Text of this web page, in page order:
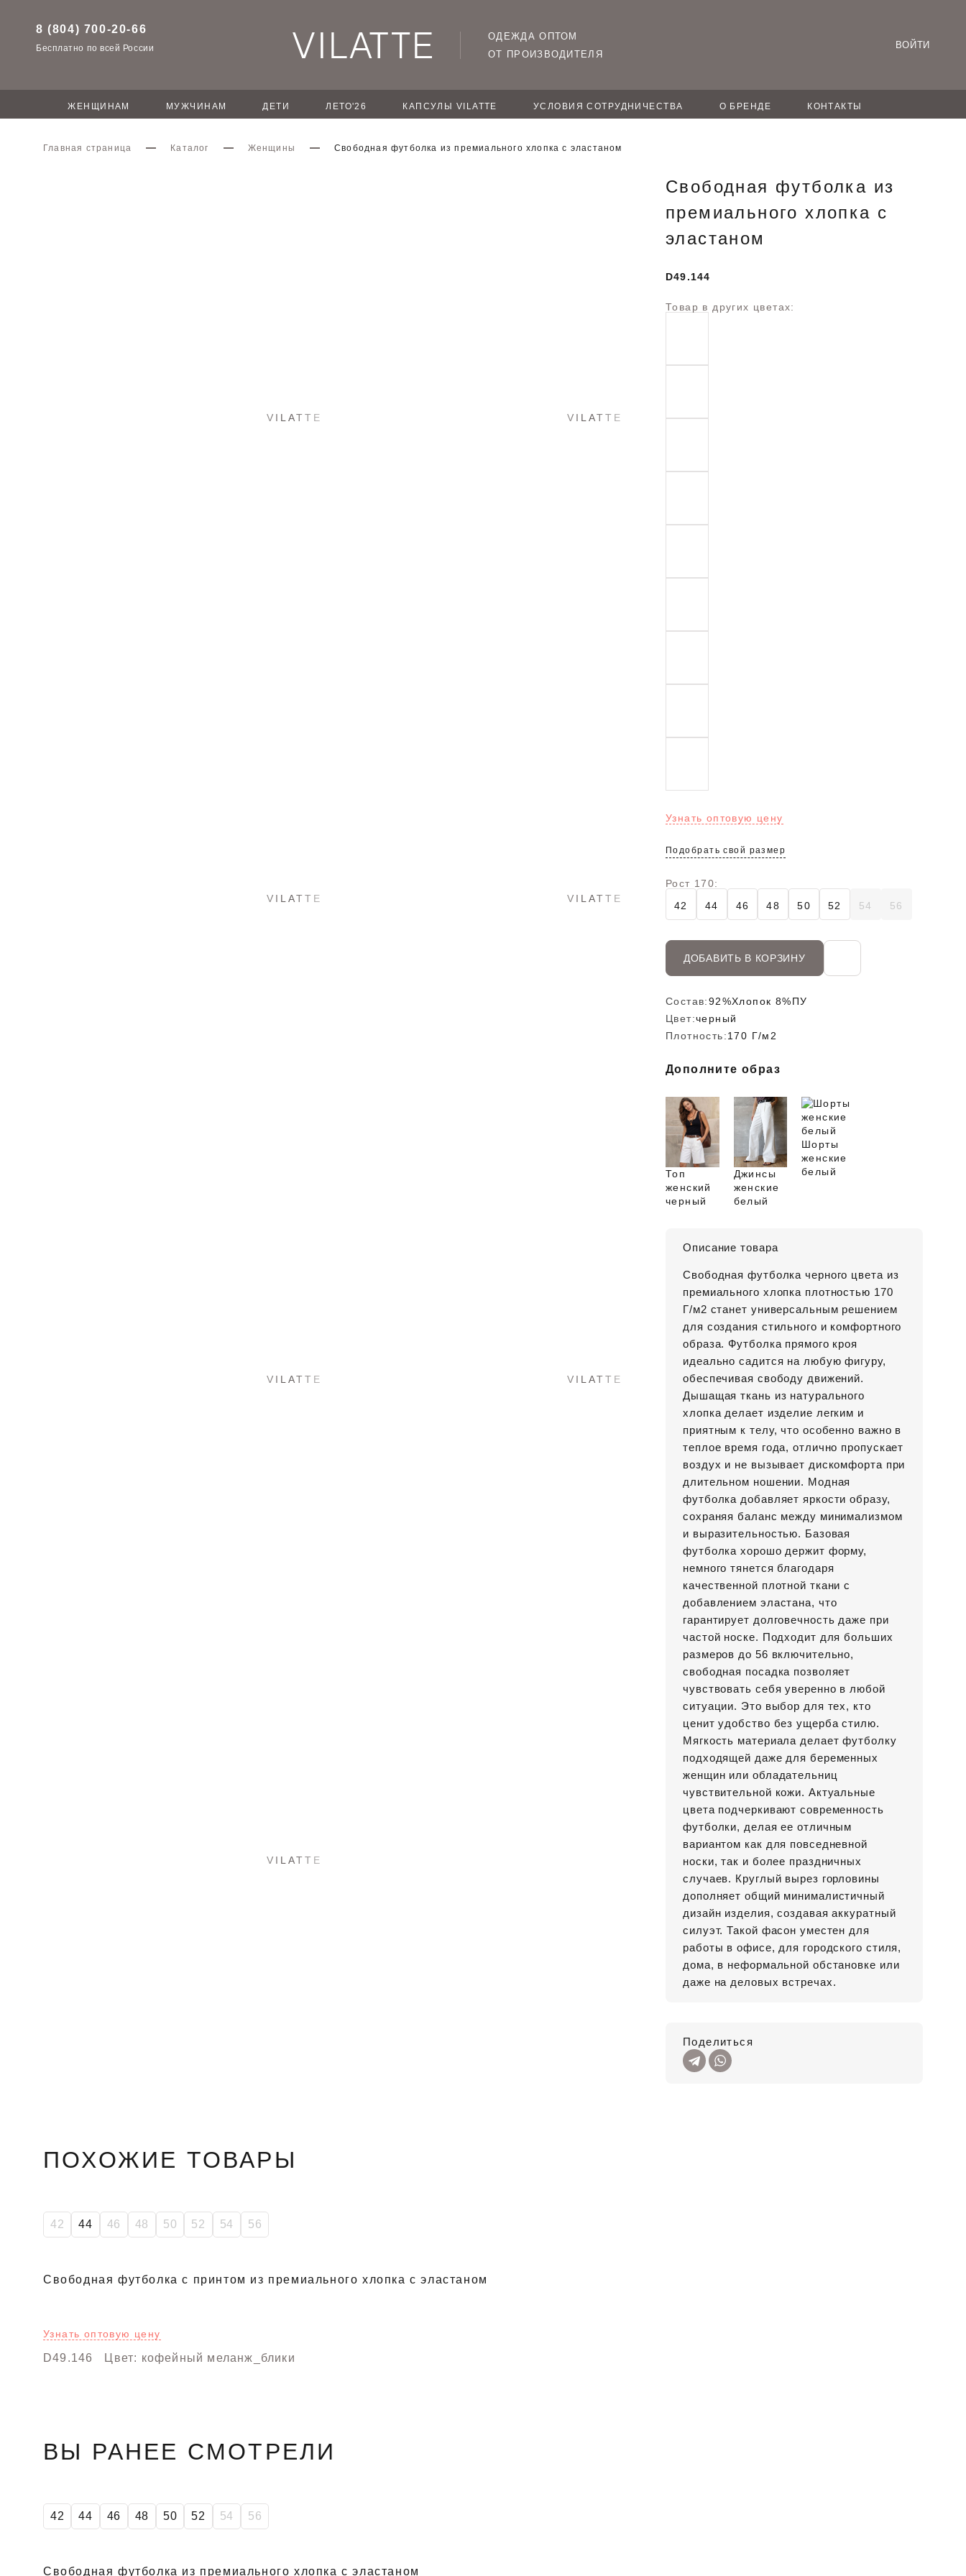
8 (804) 700-20-66
Бесплатно по всей России
ОДЕЖДА ОПТОМ
ОТ ПРОИЗВОДИТЕЛЯ
ВОЙТИ
ЖЕНЩИНАМ МУЖЧИНАМ ДЕТИ ЛЕТО'26 КАПСУЛЫ VILATTE УСЛОВИЯ СОТРУДНИЧЕСТВА О БРЕНДЕ КОНТАКТЫ
Главная страница Каталог Женщины Свободная футболка из премиального хлопка с эластаном
Свободная футболка из
премиального хлопка с
эластаном
D49.144
Товар в других цветах:
Узнать оптовую цену
Подобрать свой размер
Рост 170:
42
44 46 48 50 52 54 56
ДОБАВИТЬ В КОРЗИНУ
Состав:92%Хлопок 8%ПУ
Цвет:черный
Плотность:170 Г/м2
Дополните образ
Топ
женский
черный
Джинсы
женские
белый
Шорты
женские
белый
Описание товара
Свободная футболка черного цвета из
премиального хлопка плотностью 170
Г/м2 станет универсальным решением
для создания стильного и комфортного
образа. Футболка прямого кроя
идеально садится на любую фигуру,
обеспечивая свободу движений.
Дышащая ткань из натурального
хлопка делает изделие легким и
приятным к телу, что особенно важно в
теплое время года, отлично пропускает
воздух и не вызывает дискомфорта при
длительном ношении. Модная
футболка добавляет яркости образу,
сохраняя баланс между минимализмом
и выразительностью. Базовая
футболка хорошо держит форму,
немного тянется благодаря
качественной плотной ткани с
добавлением эластана, что
гарантирует долговечность даже при
частой носке. Подходит для больших
размеров до 56 включительно,
свободная посадка позволяет
чувствовать себя уверенно в любой
ситуации. Это выбор для тех, кто
ценит удобство без ущерба стилю.
Мягкость материала делает футболку
подходящей даже для беременных
женщин или обладательниц
чувствительной кожи. Актуальные
цвета подчеркивают современность
футболки, делая ее отличным
вариантом как для повседневной
носки, так и более праздничных
случаев. Круглый вырез горловины
дополняет общий минималистичный
дизайн изделия, создавая аккуратный
силуэт. Такой фасон уместен для
работы в офисе, для городского стиля,
дома, в неформальной обстановке или
даже на деловых встречах.
Поделиться
ПОХОЖИЕ ТОВАРЫ
42 44 46 48 50 52 54 56
Свободная футболка с принтом из премиального хлопка с эластаном
Узнать оптовую цену
D49.146 Цвет: кофейный меланж_блики
ВЫ РАНЕЕ СМОТРЕЛИ
42 44 46 48 50 52 54 56
Свободная футболка из премиального хлопка с эластаном